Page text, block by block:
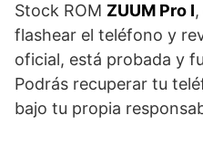
Stock ROM ZUUM Pro I
flashear el teléfono y
oficial, está probada y
Podrás recuperar tu
bajo tu propia